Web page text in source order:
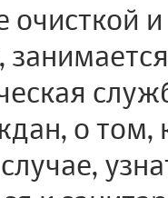
очисткой
о том,